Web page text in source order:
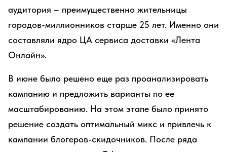
аудитория – преимущественно жительницы
городов-миллионников старше 25 лет. Именно они
составляли ядро ЦА сервиса доставки «Лента
Онлайн».
В июне было решено еще раз проанализировать
кампанию и предложить варианты по ее
масштабированию. На этом этапе было принято
решение создать оптимальный микс и привлечь к
кампании блогеров-скидочников. После ряда